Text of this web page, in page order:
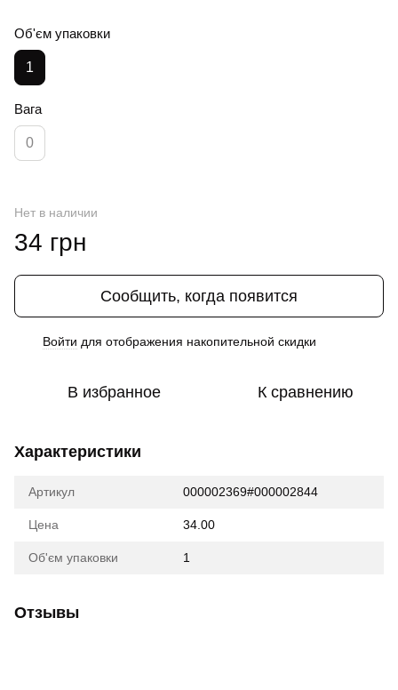
Об'єм упаковки
1
Вага
0
Нет в наличии
34 грн
Сообщить, когда появится
Войти для отображения накопительной скидки
В избранное К сравнению
Характеристики
Артикул 000002369#000002844
Цена 34.00
Об'єм упаковки 1
Отзывы